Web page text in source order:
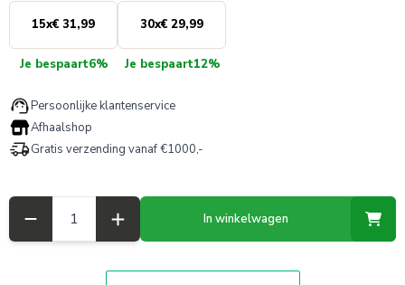
15x€ 31,99
Je bespaart6%
30x€ 29,99
Je bespaart12%
Persoonlijke klantenservice
Afhaalshop
Gratis verzending vanaf €1000,-
In winkelwagen